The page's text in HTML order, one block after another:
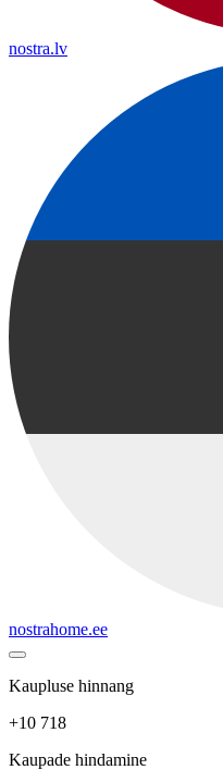
nostra.lv
nostrahome.ee
Kaupluse hinnang
+10 718
Kaupade hindamine